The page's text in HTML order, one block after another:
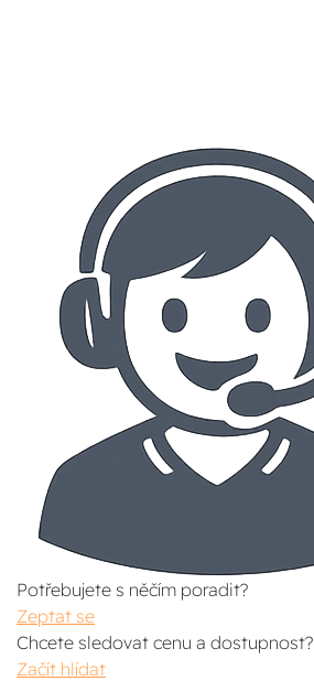
Potřebujete s něčím poradit?
Zeptat se
Chcete sledovat cenu a dostupnost?
Začít hlídat